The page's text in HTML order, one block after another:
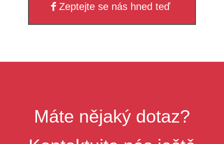
Zeptejte se nás hned teď
Máte nějaký dotaz?